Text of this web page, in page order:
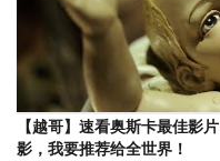
【越哥】速看奥斯卡最佳影
影，我要推荐给全世界！